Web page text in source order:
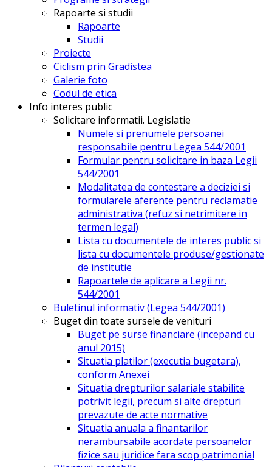
Rapoarte si studii
Rapoarte
Studii
Proiecte
Ciclism prin Gradistea
Galerie foto
Codul de etica
Info interes public
Solicitare informatii. Legislatie
Numele si prenumele persoanei
responsabile pentru Legea 544/2001
Formular pentru solicitare in baza Legii
544/2001
Modalitatea de contestare a deciziei si
formularele aferente pentru reclamatie
administrativa (refuz si netrimitere in
termen legal)
Lista cu documentele de interes public si
lista cu documentele produse/gestionate
de institutie
Rapoartele de aplicare a Legii nr.
544/2001
Buletinul informativ (Legea 544/2001)
Buget din toate sursele de venituri
Buget pe surse financiare (incepand cu
anul 2015)
Situatia platilor (executia bugetara),
conform Anexei
Situatia drepturilor salariale stabilite
potrivit legii, precum si alte drepturi
prevazute de acte normative
Situatia anuala a finantarilor
nerambursabile acordate persoanelor
fizice sau juridice fara scop patrimonial